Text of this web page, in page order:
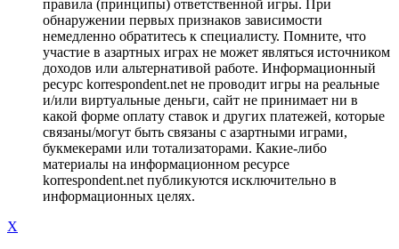
правила (принципы) ответственной игры. При
обнаружении первых признаков зависимости
немедленно обратитесь к специалисту. Помните, что
участие в азартных играх не может являться источником
доходов или альтернативой работе. Информационный
ресурс korrespondent.net не проводит игры на реальные
и/или виртуальные деньги, сайт не принимает ни в
какой форме оплату ставок и других платежей, которые
связаны/могут быть связаны с азартными играми,
букмекерами или тотализаторами. Какие-либо
материалы на информационном ресурсе
korrespondent.net публикуются исключительно в
информационных целях.
X